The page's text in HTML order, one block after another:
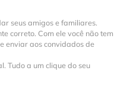
seus amigos e familiares.
correto. Com ele você não tem
enviar aos convidados de
Tudo a um clique do seu